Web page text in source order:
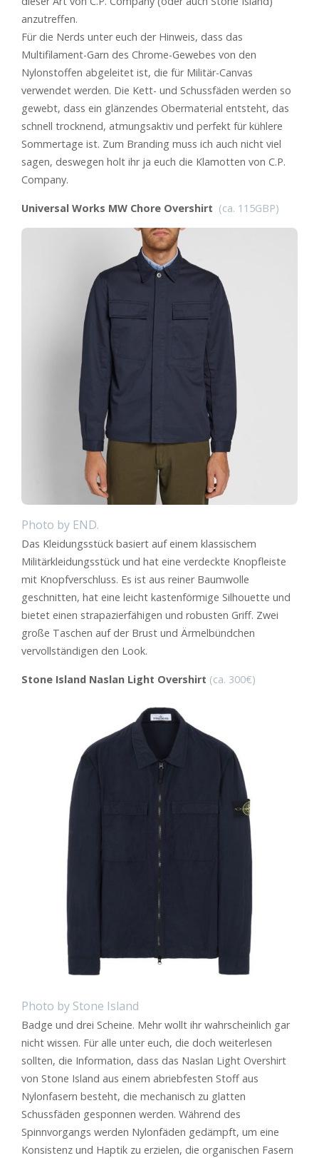
anzutreffen.
Für die Nerds unter euch der Hinweis, dass das
Multifilament-Garn des Chrome-Gewebes von den
Nylonstoffen abgeleitet ist, die für Militär-Canvas
verwendet werden. Die Kett- und Schussfäden werden so
gewebt, dass ein glänzendes Obermaterial entsteht, das
schnell trocknend, atmungsaktiv und perfekt für kühlere
Sommertage ist. Zum Branding muss ich auch nicht viel
sagen, deswegen holt ihr ja euch die Klamotten von C.P.
Company.
Universal Works MW Chore Overshirt (ca. 115GBP)
Photo by END.
Das Kleidungsstück basiert auf einem klassischem
Militärkleidungsstück und hat eine verdeckte Knopfleiste
mit Knopfverschluss. Es ist aus reiner Baumwolle
geschnitten, hat eine leicht kastenförmige Silhouette und
bietet einen strapazierfähigen und robusten Griff. Zwei
große Taschen auf der Brust und Ärmelbündchen
vervollständigen den Look.
Stone Island Naslan Light Overshirt (ca. 300€)
Photo by Stone Island
Badge und drei Scheine. Mehr wollt ihr wahrscheinlich gar
nicht wissen. Für alle unter euch, die doch weiterlesen
sollten, die Information, dass das Naslan Light Overshirt
von Stone Island aus einem abriebfesten Stoff aus
Nylonfasern besteht, die mechanisch zu glatten
Schussfäden gesponnen werden. Während des
Spinnvorgangs werden Nylonfäden gedämpft, um eine
Konsistenz und Haptik zu erzielen, die organischen Fasern